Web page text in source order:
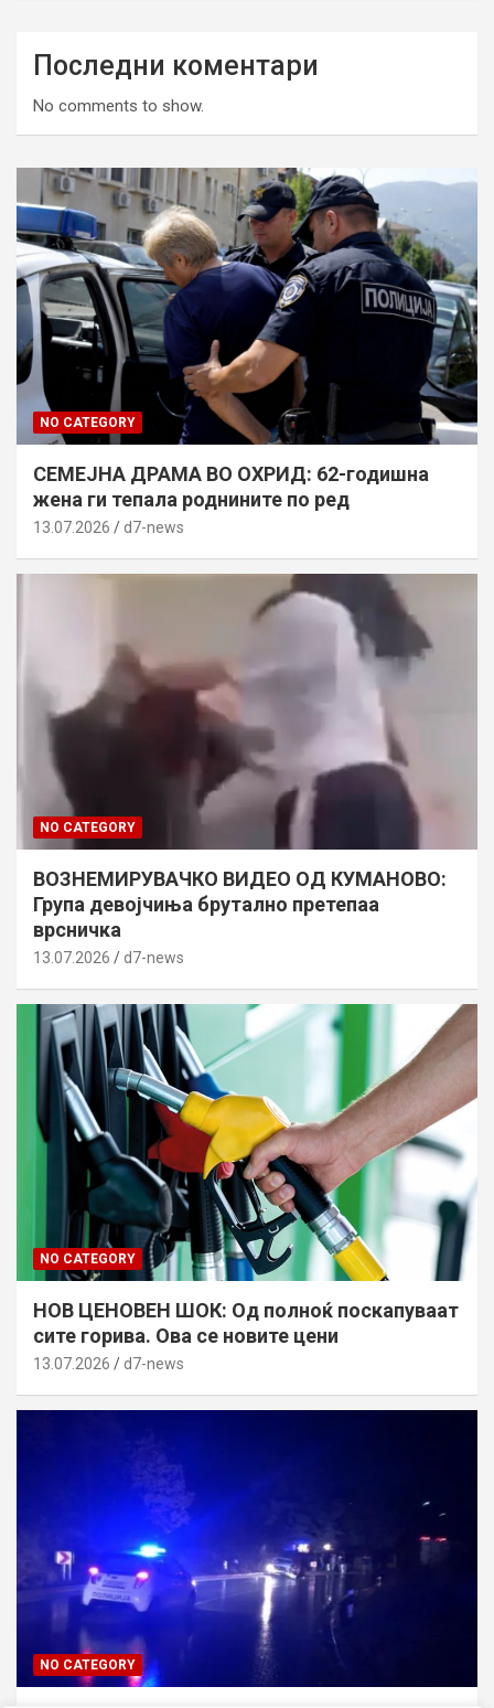
Последни коментари
No comments to show.
NO CATEGORY
СЕМЕЈНА ДРАМА ВО ОХРИД: 62-годишна
жена ги тепала роднините по ред
13.07.2026 d7-news
NO CATEGORY
ВОЗНЕМИРУВАЧКО ВИДЕО ОД КУМАНОВО:
Група девојчиња брутално претепаа
врсничка
13.07.2026 d7-news
NO CATEGORY
НОВ ЦЕНОВЕН ШОК: Од полноќ поскапуваат
сите горива. Ова се новите цени
13.07.2026 d7-news
NO CATEGORY